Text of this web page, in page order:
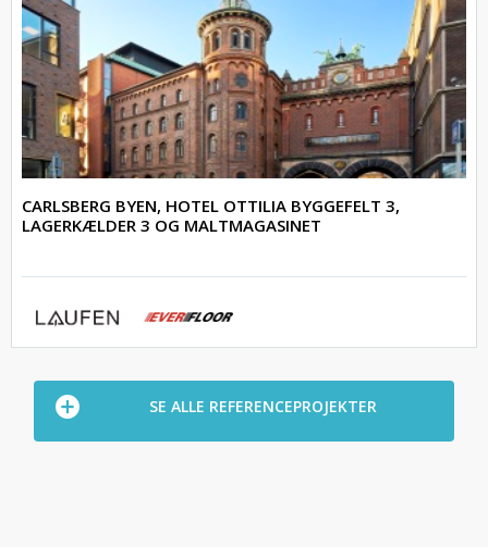
CARLSBERG BYEN, HOTEL OTTILIA BYGGEFELT 3,
LAGERKÆLDER 3 OG MALTMAGASINET
SE ALLE REFERENCEPROJEKTER